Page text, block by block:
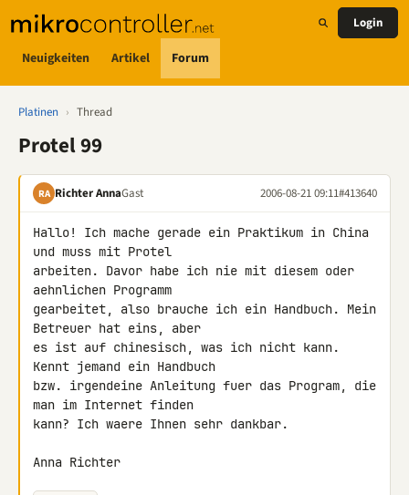
Neuigkeiten Artikel Forum
Login
Platinen › Thread
Protel 99
RA Richter AnnaGast 2006-08-21 09:11#413640
Hallo! Ich mache gerade ein Praktikum in China
und muss mit Protel
arbeiten. Davor habe ich nie mit diesem oder
aehnlichen Programm
gearbeitet, also brauche ich ein Handbuch. Mein
Betreuer hat eins, aber
es ist auf chinesisch, was ich nicht kann.
Kennt jemand ein Handbuch
bzw. irgendeine Anleitung fuer das Program, die
man im Internet finden
kann? Ich waere Ihnen sehr dankbar.
Anna Richter